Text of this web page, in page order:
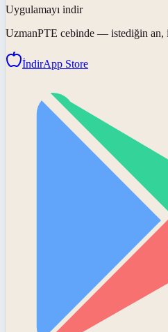
Uygulamayı indir
UzmanPTE cebinde — istediğin an,
İndirApp Store